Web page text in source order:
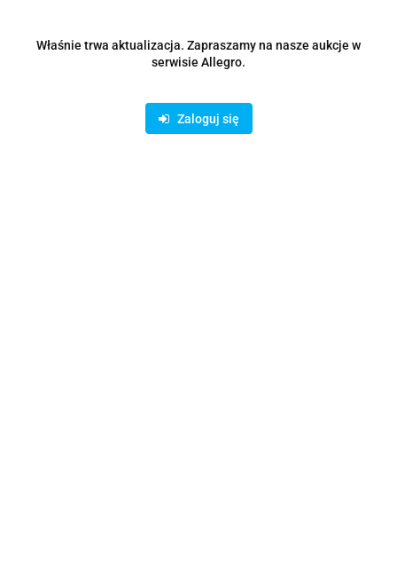
Właśnie trwa aktualizacja. Zapraszamy na nasze aukcje w
serwisie Allegro.
Zaloguj się